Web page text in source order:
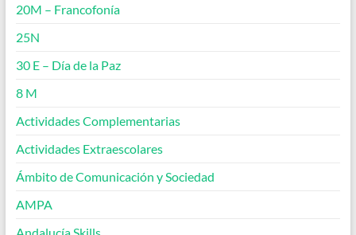
20M – Francofonía
25N
30 E – Día de la Paz
8 M
Actividades Complementarias
Actividades Extraescolares
Ámbito de Comunicación y Sociedad
AMPA
Andalucía Skills